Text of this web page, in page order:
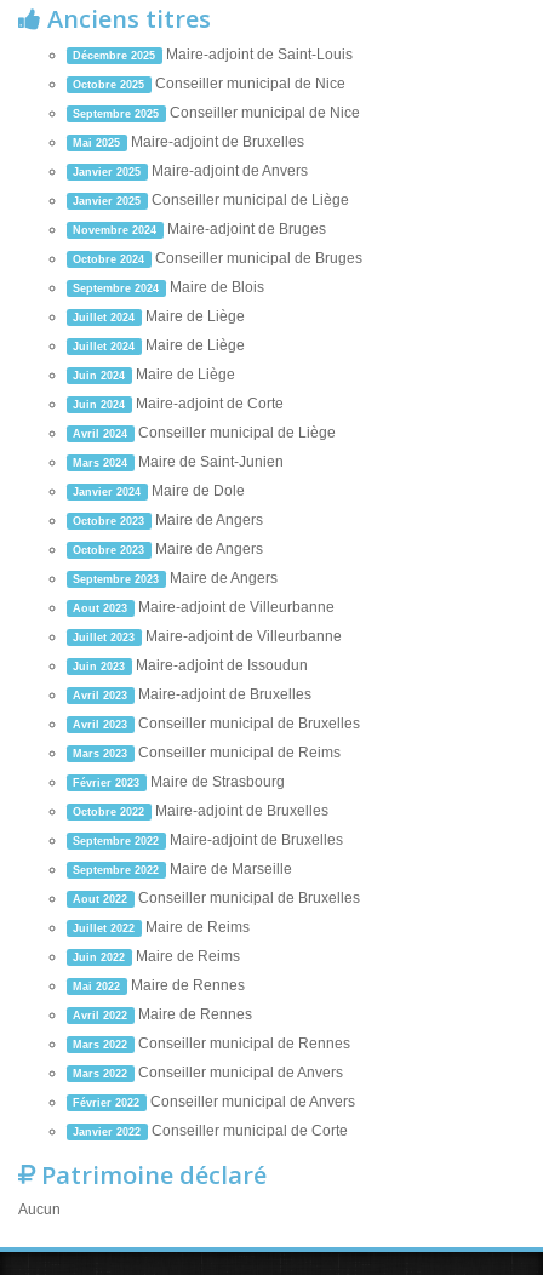
Anciens titres
Décembre 2025 Maire-adjoint de Saint-Louis
Octobre 2025 Conseiller municipal de Nice
Septembre 2025 Conseiller municipal de Nice
Mai 2025 Maire-adjoint de Bruxelles
Janvier 2025 Maire-adjoint de Anvers
Janvier 2025 Conseiller municipal de Liège
Novembre 2024 Maire-adjoint de Bruges
Octobre 2024 Conseiller municipal de Bruges
Septembre 2024 Maire de Blois
Juillet 2024 Maire de Liège
Juillet 2024 Maire de Liège
Juin 2024 Maire de Liège
Juin 2024 Maire-adjoint de Corte
Avril 2024 Conseiller municipal de Liège
Mars 2024 Maire de Saint-Junien
Janvier 2024 Maire de Dole
Octobre 2023 Maire de Angers
Octobre 2023 Maire de Angers
Septembre 2023 Maire de Angers
Aout 2023 Maire-adjoint de Villeurbanne
Juillet 2023 Maire-adjoint de Villeurbanne
Juin 2023 Maire-adjoint de Issoudun
Avril 2023 Maire-adjoint de Bruxelles
Avril 2023 Conseiller municipal de Bruxelles
Mars 2023 Conseiller municipal de Reims
Février 2023 Maire de Strasbourg
Octobre 2022 Maire-adjoint de Bruxelles
Septembre 2022 Maire-adjoint de Bruxelles
Septembre 2022 Maire de Marseille
Aout 2022 Conseiller municipal de Bruxelles
Juillet 2022 Maire de Reims
Juin 2022 Maire de Reims
Mai 2022 Maire de Rennes
Avril 2022 Maire de Rennes
Mars 2022 Conseiller municipal de Rennes
Mars 2022 Conseiller municipal de Anvers
Février 2022 Conseiller municipal de Anvers
Janvier 2022 Conseiller municipal de Corte
Patrimoine déclaré
Aucun